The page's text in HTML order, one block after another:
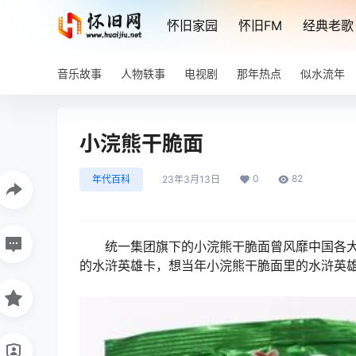
怀旧家园 怀旧FM 经典老歌
音乐故事 人物轶事 电视剧 那年热点 似水流年
小浣熊干脆面
年代百科 23年3月13日 0 82
统一集团旗下的小浣熊干脆面曾风靡中国各
的水浒英雄卡，想当年小浣熊干脆面里的水浒英